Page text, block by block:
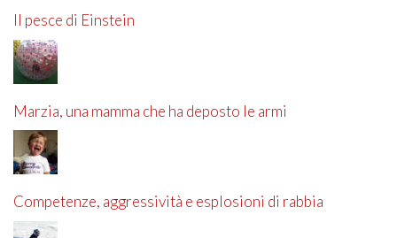
Il pesce di Einstein
Marzia, una mamma che ha deposto le armi
Competenze, aggressività e esplosioni di rabbia